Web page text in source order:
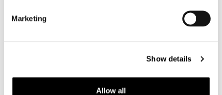
Marketing
Show details
Allow all
Motorjas heren
Motorhoodie heren